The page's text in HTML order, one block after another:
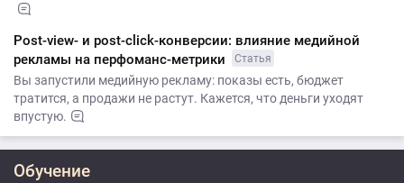
Post-view- и post-click-конверсии: влияние медийной
рекламы на перфоманс-метрики
Статья
Вы запустили медийную рекламу: показы есть, бюджет
тратится, а продажи не растут. Кажется, что деньги уходят
впустую.
Обучение